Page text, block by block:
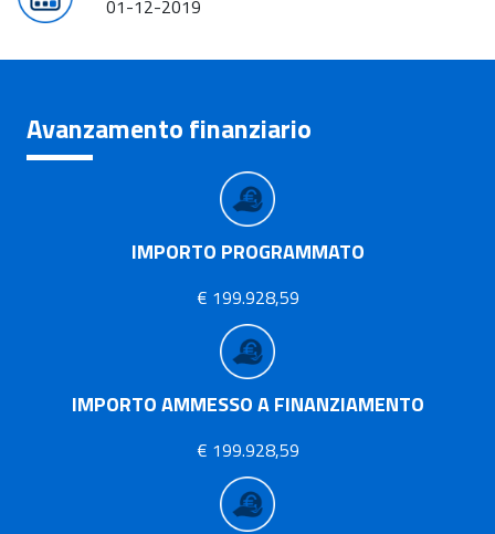
01-12-2019
Avanzamento finanziario
IMPORTO PROGRAMMATO
€ 199.928,59
IMPORTO AMMESSO A FINANZIAMENTO
€ 199.928,59